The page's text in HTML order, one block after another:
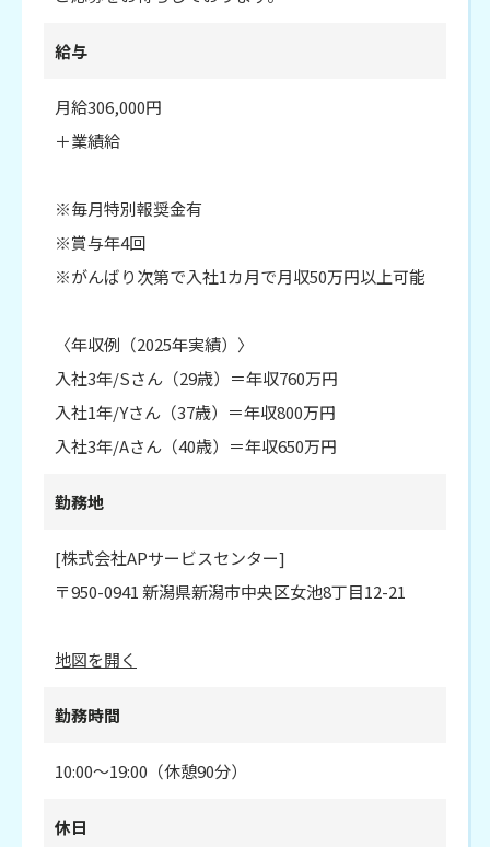
給与
月給306,000円
＋業績給
※毎月特別報奨金有
※賞与年4回
※がんばり次第で入社1カ月で月収50万円以上可能
〈年収例（2025年実績）〉
入社3年/Sさん（29歳）＝年収760万円
入社1年/Yさん（37歳）＝年収800万円
入社3年/Aさん（40歳）＝年収650万円
勤務地
[株式会社APサービスセンター]
〒950-0941 新潟県新潟市中央区女池8丁目12-21
地図を開く
勤務時間
10:00～19:00（休憩90分）
休日